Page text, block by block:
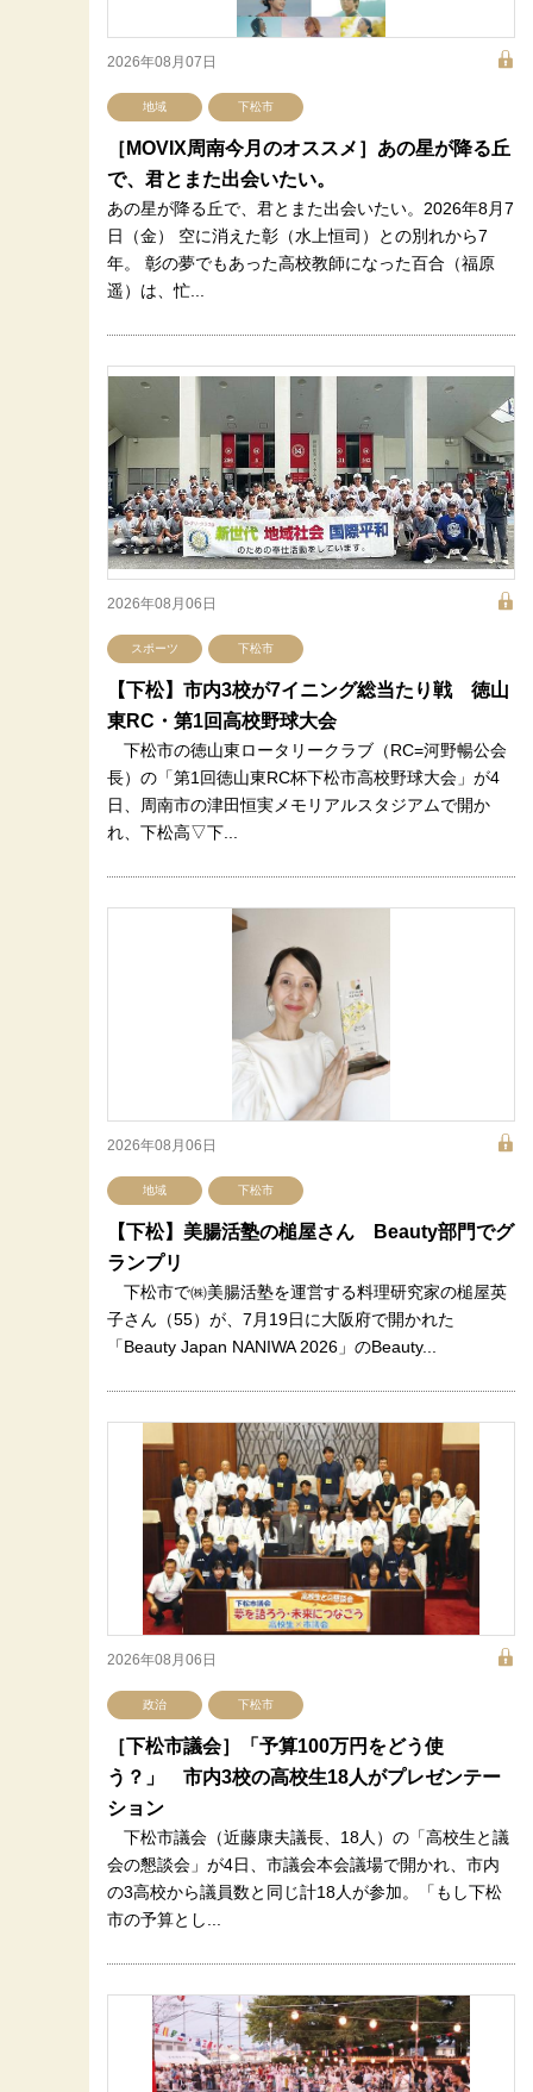
2026年08月07日
地域 下松市
［MOVIX周南今月のオススメ］あの星が降る丘
で、君とまた出会いたい。
あの星が降る丘で、君とまた出会いたい。2026年8月7
日（金） 空に消えた彰（水上恒司）との別れから7
年。 彰の夢でもあった高校教師になった百合（福原
遥）は、忙...
2026年08月06日
スポーツ 下松市
【下松】市内3校が7イニング総当たり戦 徳山
東RC・第1回高校野球大会
下松市の徳山東ロータリークラブ（RC=河野暢公会
長）の「第1回徳山東RC杯下松市高校野球大会」が4
日、周南市の津田恒実メモリアルスタジアムで開か
れ、下松高▽下...
2026年08月06日
地域 下松市
【下松】美腸活塾の槌屋さん Beauty部門でグ
ランプリ
下松市で㈱美腸活塾を運営する料理研究家の槌屋英
子さん（55）が、7月19日に大阪府で開かれた
「Beauty Japan NANIWA 2026」のBeauty...
2026年08月06日
政治 下松市
［下松市議会］「予算100万円をどう使
う？」 市内3校の高校生18人がプレゼンテー
ション
下松市議会（近藤康夫議長、18人）の「高校生と議
会の懇談会」が4日、市議会本会議場で開かれ、市内
の3高校から議員数と同じ計18人が参加。「もし下松
市の予算とし...